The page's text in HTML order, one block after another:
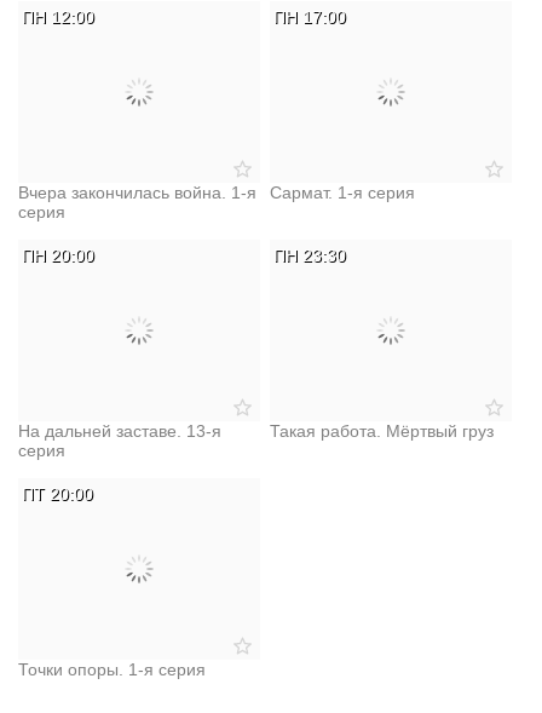
Вчера закончилась война. 1-я
серия
ПН 12:00
Сармат. 1-я серия
ПН 17:00
На дальней заставе. 13-я
серия
ПН 20:00
Такая работа. Мёртвый груз
ПН 23:30
Точки опоры. 1-я серия
ПТ 20:00